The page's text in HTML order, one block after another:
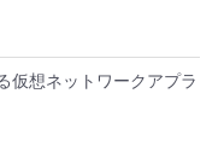
仮想ネットワークアプラ